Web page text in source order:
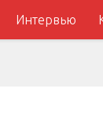
Интервью